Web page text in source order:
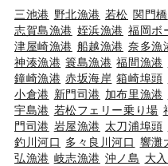
三池港 野北漁港 若松 関門橋
志賀島漁港 姪浜漁港 福岡ボ
津屋崎漁港 船越漁港 奈多漁
神湊漁港 簑島漁港 福間漁港
鐘崎漁港 赤坂海岸 箱崎埠頭
小倉港 新門司港 加布里漁港
宇島港 若松フェリー乗り場
門司港 岩屋漁港 太刀浦埠頭
釣川河口 多々良川河口 響灘
弘漁港 岐志漁港 沖ノ島 大